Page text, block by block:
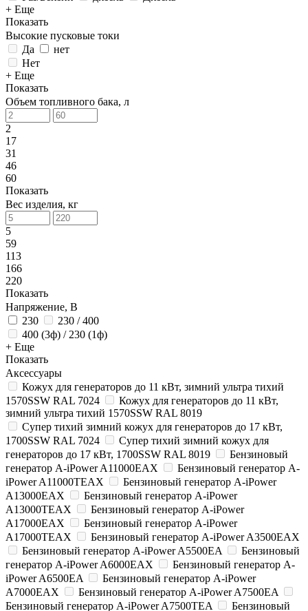
+ Еще
Показать
Высокие пусковые токи
Да
нет
Нет
+ Еще
Показать
Объем топливного бака, л
2
17
31
46
60
Показать
Вес изделия, кг
5
59
113
166
220
Показать
Напряжение, В
230
230 / 400
400 (3ф) / 230 (1ф)
+ Еще
Показать
Аксессуары
Кожух для генераторов до 11 кВт, зимний ультра тихий
1570SSW RAL 7024
Кожух для генераторов до 11 кВт,
зимний ультра тихий 1570SSW RAL 8019
Супер тихий зимний кожух для генераторов до 17 кВт,
1700SSW RAL 7024
Супер тихий зимний кожух для
генераторов до 17 кВт, 1700SSW RAL 8019
Бензиновый
генератор A-iPower A11000EAX
Бензиновый генератор A-
iPower A11000TEAX
Бензиновый генератор A-iPower
A13000EAX
Бензиновый генератор A-iPower
A13000TEAX
Бензиновый генератор A-iPower
A17000EAX
Бензиновый генератор A-iPower
A17000TEAX
Бензиновый генератор A-iPower A3500EAX
Бензиновый генератор A-iPower A5500EA
Бензиновый
генератор A-iPower A6000EAX
Бензиновый генератор A-
iPower A6500EA
Бензиновый генератор A-iPower
A7000EAX
Бензиновый генератор A-iPower A7500EA
Бензиновый генератор A-iPower A7500TEA
Бензиновый